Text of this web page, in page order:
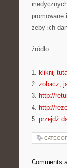
promowane
żeby ich
źródło:
1. kliknij
2. zobacz,
3. http://
4. http://
5. przejdź
Comments